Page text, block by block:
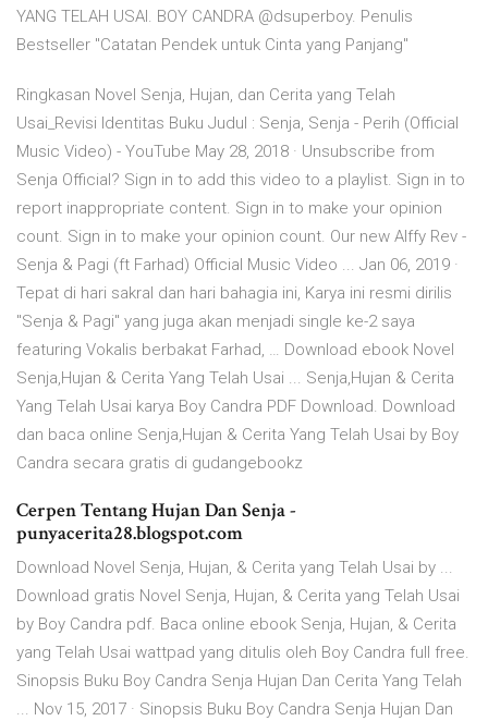
YANG TELAH USAI. BOY CANDRA @dsuperboy. Penulis
Bestseller "Catatan Pendek untuk Cinta yang Panjang"
Ringkasan Novel Senja, Hujan, dan Cerita yang Telah
Usai_Revisi Identitas Buku Judul : Senja, Senja - Perih (Official
Music Video) - YouTube May 28, 2018 · Unsubscribe from
Senja Official? Sign in to add this video to a playlist. Sign in to
report inappropriate content. Sign in to make your opinion
count. Sign in to make your opinion count. Our new Alffy Rev -
Senja & Pagi (ft Farhad) Official Music Video ... Jan 06, 2019 ·
Tepat di hari sakral dan hari bahagia ini, Karya ini resmi dirilis
"Senja & Pagi" yang juga akan menjadi single ke-2 saya
featuring Vokalis berbakat Farhad, … Download ebook Novel
Senja,Hujan & Cerita Yang Telah Usai ... Senja,Hujan & Cerita
Yang Telah Usai karya Boy Candra PDF Download. Download
dan baca online Senja,Hujan & Cerita Yang Telah Usai by Boy
Candra secara gratis di gudangebookz
Cerpen Tentang Hujan Dan Senja -
punyacerita28.blogspot.com
Download Novel Senja, Hujan, & Cerita yang Telah Usai by ...
Download gratis Novel Senja, Hujan, & Cerita yang Telah Usai
by Boy Candra pdf. Baca online ebook Senja, Hujan, & Cerita
yang Telah Usai wattpad yang ditulis oleh Boy Candra full free.
Sinopsis Buku Boy Candra Senja Hujan Dan Cerita Yang Telah
... Nov 15, 2017 · Sinopsis Buku Boy Candra Senja Hujan Dan